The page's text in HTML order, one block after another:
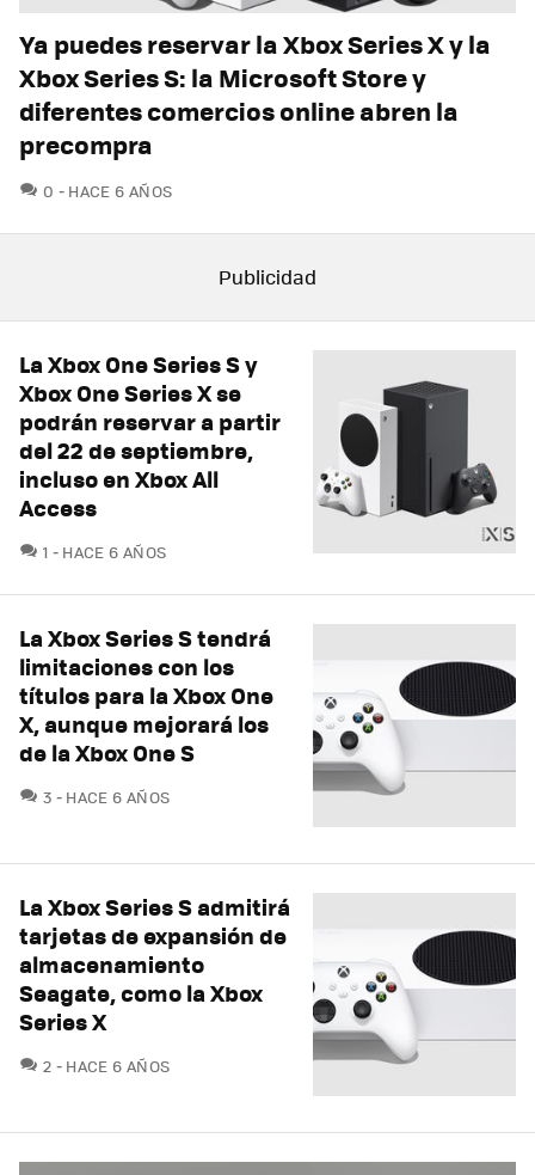
Ya puedes reservar la Xbox Series X y la
Xbox Series S: la Microsoft Store y
diferentes comercios online abren la
precompra
0 COMENTARIOS
HACE 6 AÑOS
La Xbox One Series S y
Xbox One Series X se
podrán reservar a partir
del 22 de septiembre,
incluso en Xbox All
Access
1 COMENTARIOS
HACE 6 AÑOS
La Xbox Series S tendrá
limitaciones con los
títulos para la Xbox One
X, aunque mejorará los
de la Xbox One S
3 COMENTARIOS
HACE 6 AÑOS
La Xbox Series S admitirá
tarjetas de expansión de
almacenamiento
Seagate, como la Xbox
Series X
2 COMENTARIOS
HACE 6 AÑOS